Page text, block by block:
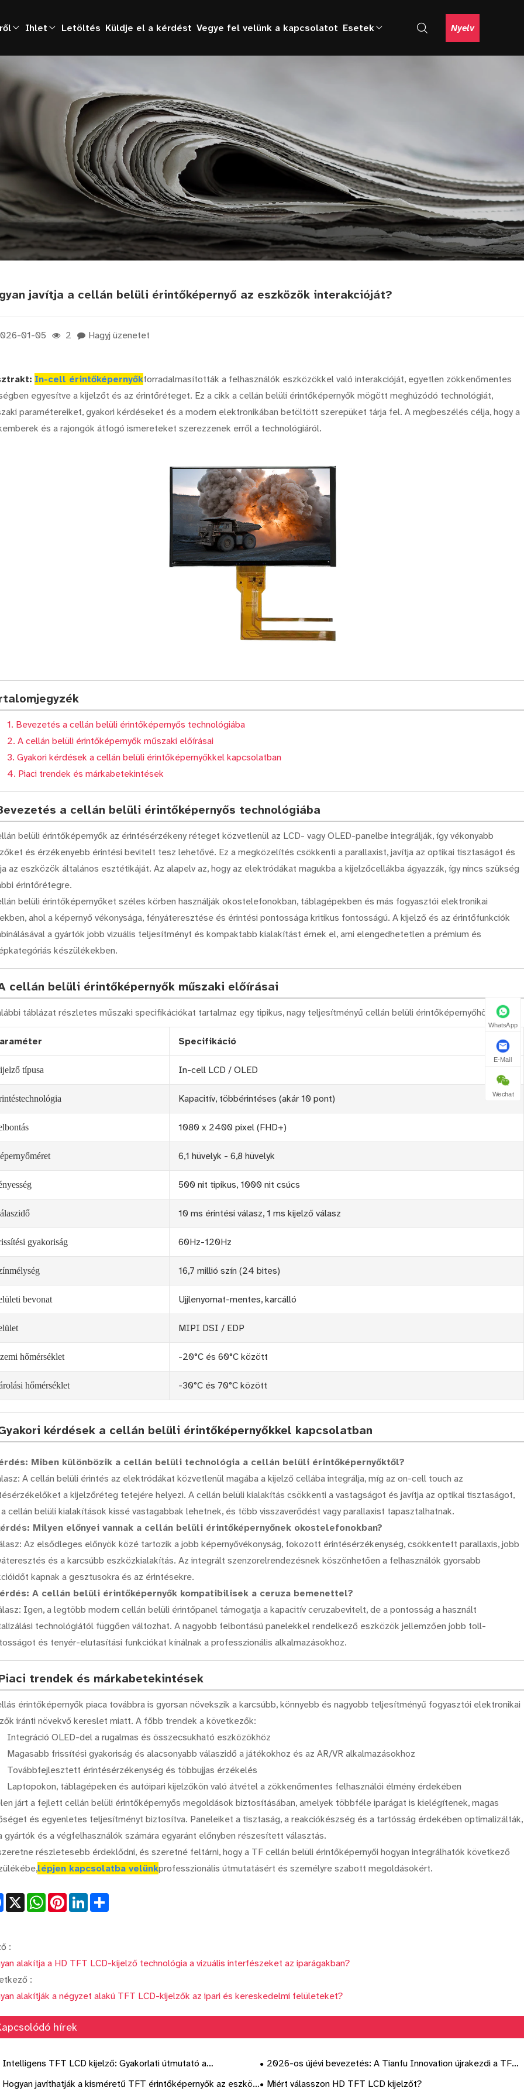
Ihlet Letöltés Küldje el a kérdést Vegye fel velünk a kapcsolatot Esetek Nyelv
javítja a cellán belüli érintőképernyő az eszközök interakcióját?
01-05 2 Hagyj üzenetet
In-cell érintőképernyőkforradalmasították a felhasználók eszközökkel való interakcióját, egyetlen zökkenőmentes
egyesítve a kijelzőt és az érintőréteget. Ez a cikk a cellán belüli érintőképernyők mögött meghúzódó technológiát,
paramétereiket, gyakori kérdéseket és a modern elektronikában betöltött szerepüket tárja fel. A megbeszélés célja, hogy a
és a rajongók átfogó ismereteket szerezzenek erről a technológiáról.
1. Bevezetés a cellán belüli érintőképernyős technológiába
2. A cellán belüli érintőképernyők műszaki előírásai
3. Gyakori kérdések a cellán belüli érintőképernyőkkel kapcsolatban
4. Piaci trendek és márkabetekintések
a cellán belüli érintőképernyős technológiába
belüli érintőképernyők az érintésérzékeny réteget közvetlenül az LCD- vagy OLED-panelbe integrálják, így vékonyabb
és érzékenyebb érintési bevitelt tesz lehetővé. Ez a megközelítés csökkenti a parallaxist, javítja az optikai tisztaságot és
az eszközök általános esztétikáját. Az alapelv az, hogy az elektródákat magukba a kijelzőcellákba ágyazzák, így nincs szükség
érintőrétegre.
belüli érintőképernyőket széles körben használják okostelefonokban, táblagépekben és más fogyasztói elektronikai
ahol a képernyő vékonysága, fényáteresztése és érintési pontossága kritikus fontosságú. A kijelző és az érintőfunkciók
a gyártók jobb vizuális teljesítményt és kompaktabb kialakítást érnek el, ami elengedhetetlen a prémium és
készülékekben.
cellán belüli érintőképernyők műszaki előírásai
táblázat részletes műszaki specifikációkat tartalmaz egy tipikus, nagy teljesítményű cellán belüli érintőképernyőhöz:
Specifikáció
típusa In-cell LCD / OLED
Kapacitív, többérintéses (akár 10 pont)
1080 x 2400 pixel (FHD+)
6,1 hüvelyk - 6,8 hüvelyk
500 nit tipikus, 1000 nit csúcs
10 ms érintési válasz, 1 ms kijelző válasz
gyakoriság 60Hz-120Hz
16,7 millió szín (24 bites)
bevonat Ujjlenyomat-mentes, karcálló
MIPI DSI / EDP
hőmérséklet -20°C és 60°C között
hőmérséklet -30°C és 70°C között
kérdések a cellán belüli érintőképernyőkkel kapcsolatban
Miben különbözik a cellán belüli technológia a cellán belüli érintőképernyőktől?
A cellán belüli érintés az elektródákat közvetlenül magába a kijelző cellába integrálja, míg az on-cell touch az
a kijelzőréteg tetejére helyezi. A cellán belüli kialakítás csökkenti a vastagságot és javítja az optikai tisztaságot,
cellán belüli kialakítások kissé vastagabbak lehetnek, és több visszaverődést vagy parallaxist tapasztalhatnak.
Milyen előnyei vannak a cellán belüli érintőképernyőnek okostelefonokban?
Az elsődleges előnyök közé tartozik a jobb képernyővékonyság, fokozott érintésérzékenység, csökkentett parallaxis, jobb
és a karcsúbb eszközkialakítás. Az integrált szenzorelrendezésnek köszönhetően a felhasználók gyorsabb
kapnak a gesztusokra és az érintésekre.
A cellán belüli érintőképernyők kompatibilisek a ceruza bemenettel?
Igen, a legtöbb modern cellán belüli érintőpanel támogatja a kapacitív ceruzabevitelt, de a pontosság a használt
technológiától függően változhat. A nagyobb felbontású panelekkel rendelkező eszközök jellemzően jobb toll-
és tenyér-elutasítási funkciókat kínálnak a professzionális alkalmazásokhoz.
trendek és márkabetekintések
érintőképernyők piaca továbbra is gyorsan növekszik a karcsúbb, könnyebb és nagyobb teljesítményű fogyasztói elektronikai
iránti növekvő kereslet miatt. A főbb trendek a következők:
Integráció OLED-del a rugalmas és összecsukható eszközökhöz
Magasabb frissítési gyakoriság és alacsonyabb válaszidő a játékokhoz és az AR/VR alkalmazásokhoz
Továbbfejlesztett érintésérzékenység és többujjas érzékelés
Laptopokon, táblagépeken és autóipari kijelzőkön való átvétel a zökkenőmentes felhasználói élmény érdekében
járt a fejlett cellán belüli érintőképernyős megoldások biztosításában, amelyek többféle iparágat is kielégítenek, magas
és egyenletes teljesítményt biztosítva. Paneleiket a tisztaság, a reakciókészség és a tartósság érdekében optimalizálták,
gyártók és a végfelhasználók számára egyaránt előnyben részesített választás.
részletesebb érdeklődni, és szeretné feltárni, hogy a TF cellán belüli érintőképernyői hogyan integrálhatók következő
lépjen kapcsolatba velünkprofesszionális útmutatásért és személyre szabott megoldásokért.
Facebook
X WhatsAppPinterestLinkedIn
:
alakítja a HD TFT LCD-kijelző technológia a vizuális interfészeket az iparágakban?
:
alakítják a négyzet alakú TFT LCD-kijelzők az ipari és kereskedelmi felületeket?
hírek
Intelligens TFT LCD kijelző: Gyakorlati útmutató a
kiválasztástól a fejlesztési telepítésig
2026-os újévi bevezetés: A Tianfu Innovation újrakezdi a TFT
LCD kijelző modulok teljes gyártását
Hogyan javíthatják a kisméretű TFT érintőképernyők az eszköz
Miért válasszon HD TFT LCD kijelzőt?
WhatsApp
E-Mail
Wechat